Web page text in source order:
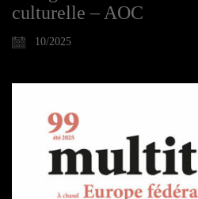
culturelle – AOC
10/2025